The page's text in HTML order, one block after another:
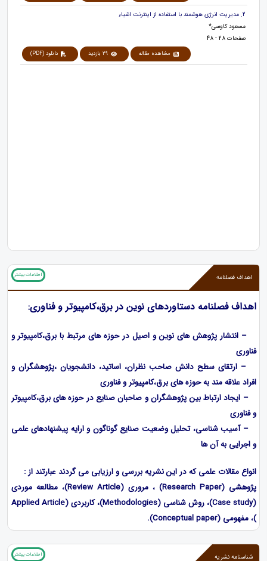
2. مدیریت انرژی هوشمند با استفاده از اینترنت اشیاء
مسعود کاوسی*
صفحات 28 - 48
مشاهده مقاله 29 بازدید دانلود (PDF)
اهداف فصلنامه اطلاعات بیشتر
اهداف فصلنامهدستاوردهای نوین در برق،کامپیوتر و فناوری:
– انتشار پژوهش های نوین و اصیل در حوزه های مرتبط بابرق،کامپیوتر و
فناوری
– ارتقای سطح دانش صاحب نظران، اساتید، دانشجویان ،پژوهشگران و
افراد علاقه مند به حوزه های برق،کامپیوتر و فناوری
– ایجاد ارتباط بین پژوهشگران و صاحبان صنایع در حوزه هایبرق،کامپیوتر
و فناوری
– آسیب شناسی، تحلیل وضعیت صنایع گوناگون و ارایه پیشنهادهای علمی
و اجرایی به آن ها
انواع مقالات علمی که در این نشریه بررسی و ارزیابی می گردند عبارتند از :
پژوهشی (Research Paper) ، مروری (Review Article)، مطالعه موردی
(Case study)، روش شناسی (Methodologies)، کاربردی (Applied Article
)، مفهومی (Conceptual paper).
شناسنامه نشریه اطلاعات بیشتر